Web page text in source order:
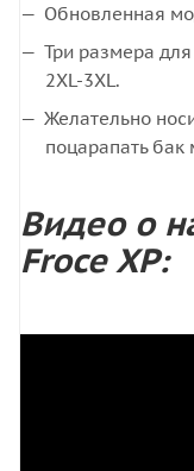
Обновленная
Три размера
2XL-3XL.
Желательно
поцарапать
Видео о
Froce XP: